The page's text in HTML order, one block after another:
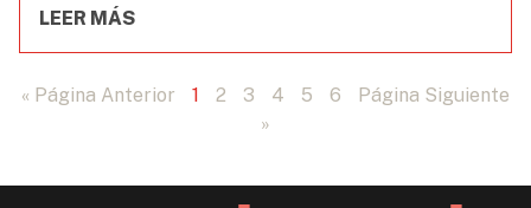
LEER MÁS
« Página Anterior 1 2 3 4 5 6
Página Siguiente
»